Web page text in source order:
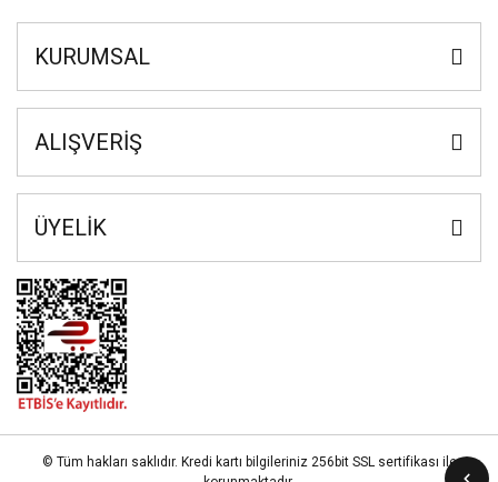
KURUMSAL
ALIŞVERİŞ
ÜYELİK
© Tüm hakları saklıdır. Kredi kartı bilgileriniz 256bit SSL sertifikası ile